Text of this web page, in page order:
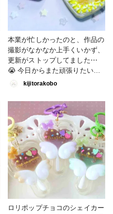
本業が忙しかったのと、作品の
撮影がなかなか上手くいかず、
更新がストップしてました⋯
😭 今日からまた頑張りたいと
思います！ 今回はホイップの
のった小物入れです☺️ 中はフ
ェルトを敷いてます(左：ピン
クのフェルト、右：黄色のフェ
ルト) #春の作品コンテスト
2025 #小物・雑貨 #レジン #フ
ェイクスイーツ
kijitorakobo
ロリポップチョコのシェイカー